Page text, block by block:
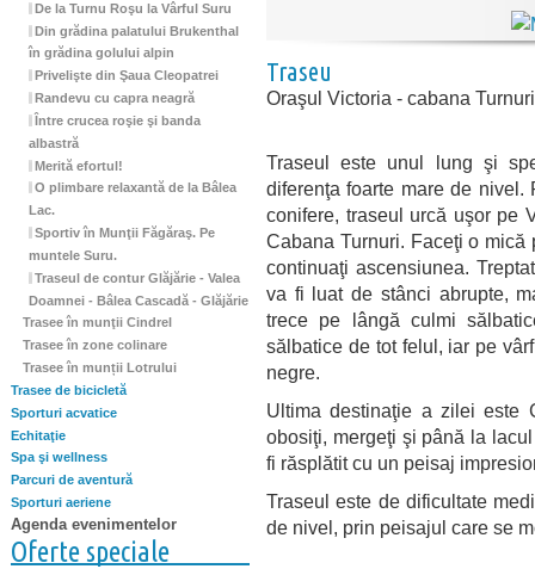
De la Turnu Roşu la Vârful Suru
Din grădina palatului Brukenthal
în grădina golului alpin
Privelişte din Şaua Cleopatrei
Randevu cu capra neagră
Între crucea roşie şi banda
albastră
Merită efortul!
O plimbare relaxantă de la Bâlea
Lac.
Sportiv în Munţii Făgăraş. Pe
muntele Suru.
Traseul de contur Glăjărie - Valea
Doamnei - Bâlea Cascadă - Glăjărie
Trasee în munţii Cindrel
Trasee în zone colinare
Trasee în munții Lotrului
Trasee de bicicletă
Sporturi acvatice
Echitaţie
Spa şi wellness
Parcuri de aventură
Sporturi aeriene
Agenda evenimentelor
Oferte speciale
Traseu
Oraşul Victoria - cabana
Traseul este unul lung şi
diferenţa foarte mare de
conifere, traseul urcă uşor pe
Cabana Turnuri. Faceţi o
continuaţi ascensiunea.
va fi luat de stânci abrupte,
trece pe lângă culmi
sălbatice de tot felul, iar pe
negre.
Ultima destinaţie a zilei este
obosiţi, mergeţi şi până la
fi răsplătit cu un peisaj
Traseul este de dificultate
de nivel, prin peisajul care se